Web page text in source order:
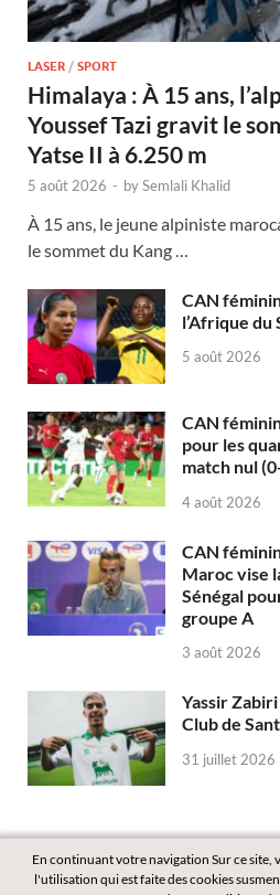
LASER / SPORT
Himalaya : À 15 ans,
Youssef Tazi gravit le
Yatse II à 6.250 m
5 août 2026 - bySemlali Khalid
À 15 ans, le jeune alpiniste
le sommet du Kang …
CAN
l’Afrique du
5 août 2026
CAN
pour les
match nul
4 août 2026
CAN
Maroc vise
Sénégal
groupe A
3 août 2026
Yassir
Club de
31 juillet 2026
En continuant votre navigation Sur ce site,
l'utilisation qui est faite des cookies